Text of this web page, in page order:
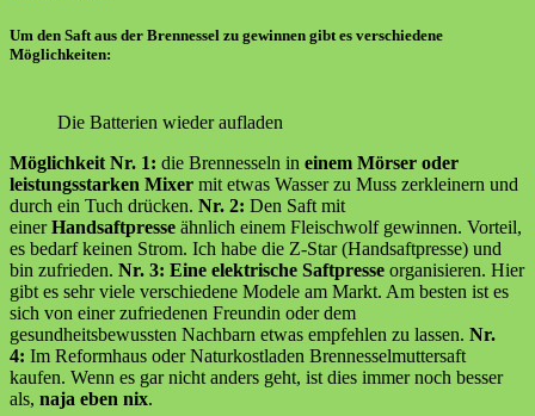
Um den Saft aus der Brennessel zu gewinnen gibt es verschiedene
Möglichkeiten:
Die Batterien wieder aufladen
Möglichkeit Nr. 1: die Brennesseln in einem Mörser oder
leistungsstarken Mixer mit etwas Wasser zu Muss zerkleinern und
durch ein Tuch drücken. Nr. 2: Den Saft mit
einerHandsaftpresse ähnlich einem Fleischwolf gewinnen. Vorteil,
es bedarf keinen Strom. Ich habe die Z-Star (Handsaftpresse) und
bin zufrieden. Nr. 3: Eine elektrische Saftpresse organisieren. Hier
gibt es sehr viele verschiedene Modele am Markt. Am besten ist es
sich von einer zufriedenen Freundin oder dem
gesundheitsbewussten Nachbarn etwas empfehlen zu lassen. Nr.
4: Im Reformhaus oder Naturkostladen Brennesselmuttersaft
kaufen. Wenn es gar nicht anders geht, ist dies immer noch besser
als, naja eben nix.